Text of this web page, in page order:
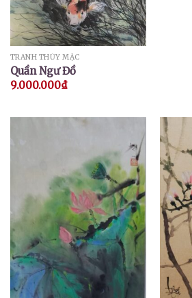
TRANH THỦY MẶC
Quần Ngư Đồ
9.000.000₫